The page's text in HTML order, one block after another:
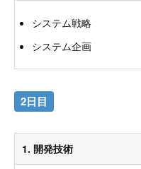
システム戦略
システム企画
2日目
1. 開発技術